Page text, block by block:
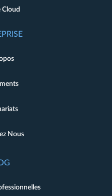
Cloud
Nous